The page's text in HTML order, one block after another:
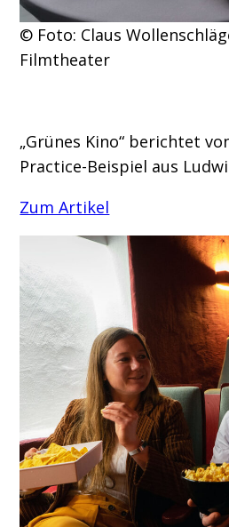
© Foto: Claus
Filmtheater
„Grünes Kino“ berichtet
Practice-Beispiel aus
Zum Artikel